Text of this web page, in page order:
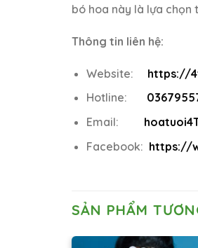
bó hoa này là lựa chọn
Thông tin liên hệ:
Website:
https://
Hotline:
Email:
Facebook: https://
SẢN PHẨM